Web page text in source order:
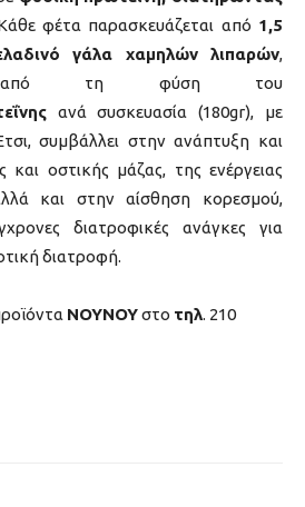
φέτα παρασκευάζεται από 1,5
γάλα χαμηλών λιπαρών,
από τη φύση του
ανά συσκευασία (180gr), με
συμβάλλει στην ανάπτυξη και
και οστικής μάζας, της ενέργειας
και στην αίσθηση κορεσμού,
διατροφικές ανάγκες για
διατροφή.
ΝΟΥΝΟΥστο τηλ. 210